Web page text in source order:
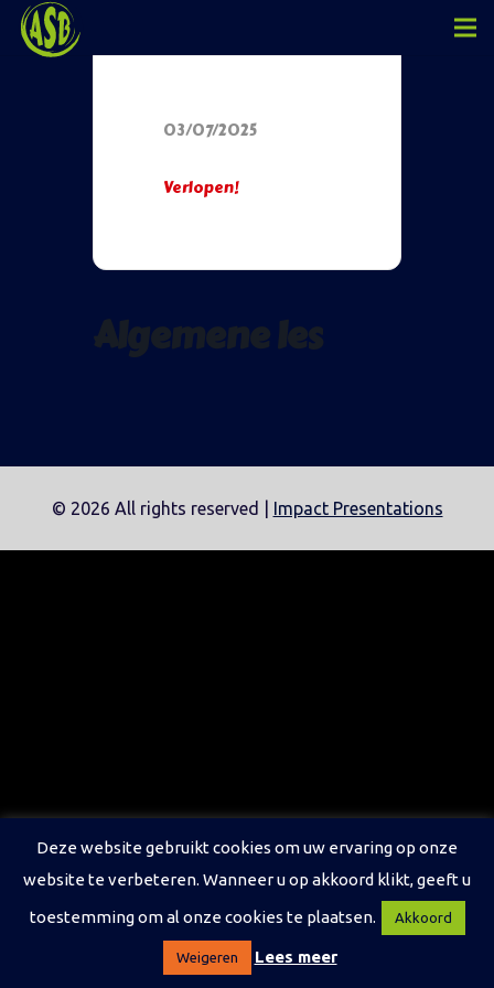
03/07/2025
Verlopen!
© 2026 All rights reserved | Impact Presentations
Deze website gebruikt cookies om uw ervaring op onze
website te verbeteren. Wanneer u op akkoord klikt, geeft u
toestemming om al onze cookies te plaatsen.
Akkoord
Weigeren Lees meer